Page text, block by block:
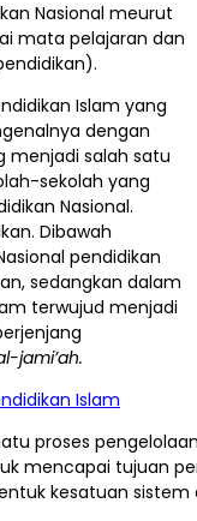
Nasional meurut
mata pelajaran dan
Islam yang
dengan
menjadi salah satu
sekolah yang
Nasional.
Dibawah
pendidikan
sedangkan dalam
terwujud menjadi
jami’ah.
proses
mencapai tujuan
kesatuan